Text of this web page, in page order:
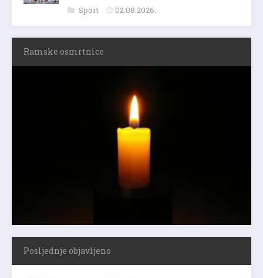
Sport 02.08.2026.
Ramske osmrtnice
Posljednje objavljeno